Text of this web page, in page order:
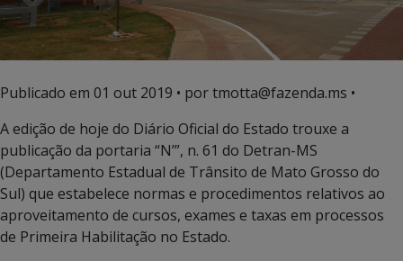
Publicado em 01 out 2019 • por tmotta@fazenda.ms •
A edição de hoje do Diário Oficial do Estado trouxe a
publicação da portaria “N’”, n. 61 do Detran-MS
(Departamento Estadual de Trânsito de Mato Grosso do
Sul) que estabelece normas e procedimentos relativos ao
aproveitamento de cursos, exames e taxas em processos
de Primeira Habilitação no Estado.